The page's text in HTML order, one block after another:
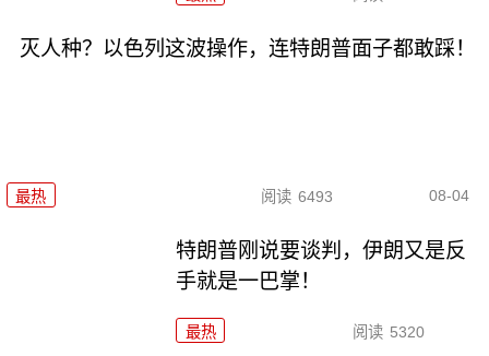
灭人种？以色列这波操作，连特朗普面子都敢踩！
最热 阅读 6493 08-04
特朗普刚说要谈判，伊朗又是反
手就是一巴掌！
最热 阅读 5320